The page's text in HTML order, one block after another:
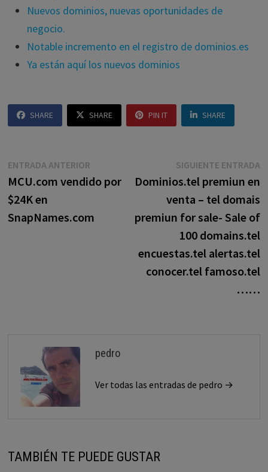
Nuevos dominios, nuevas oportunidades de
negocio.
Notable incremento en el registro de dominios.es
Ya están aquí los nuevos dominios
SHARE SHARE PIN IT SHARE
Navegación
de
entradas
ENTRADA ANTERIOREntrada
anterior:
MCU.com vendido por
$24K en
SnapNames.com
SIGUIENTE ENTRADA
Dominios.tel premiun en
venta – tel domais
premiun for sale- Sale of
100 domains.tel
encuestas.tel alertas.tel
conocer.tel famoso.tel
……
pedro
Ver todas las entradas de pedro →
TAMBIÉN TE PUEDE GUSTAR